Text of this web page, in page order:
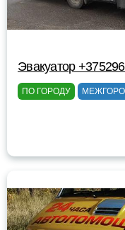
Эвакуатор
ПО ГОРОДУ